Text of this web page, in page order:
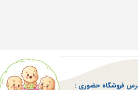
فروشگاه حضوری :